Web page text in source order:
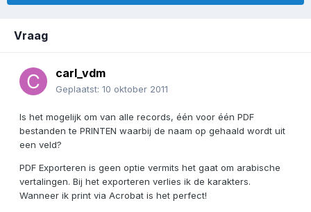
Vraag
carl_vdm
Geplaatst: 10 oktober 2011
Is het mogelijk om van alle records, één voor één PDF
bestanden te PRINTEN waarbij de naam op gehaald wordt uit
een veld?
PDF Exporteren is geen optie vermits het gaat om arabische
vertalingen. Bij het exporteren verlies ik de karakters.
Wanneer ik print via Acrobat is het perfect!